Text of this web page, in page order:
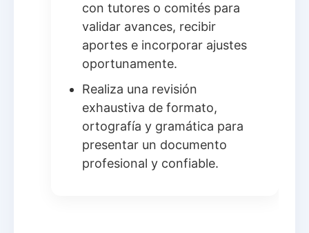
con tutores o comités para
validar avances, recibir
aportes e incorporar ajustes
oportunamente.
Realiza una revisión
exhaustiva de formato,
ortografía y gramática para
presentar un documento
profesional y confiable.